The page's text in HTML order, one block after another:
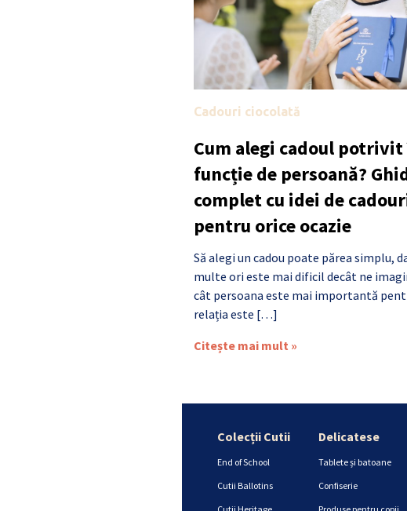
Cadouri ciocolată
Cum alegi cadoul
funcție de persoană?
complet cu idei de
pentru orice ocazie
Să alegi un cadou poate părea simplu,
multe ori este mai dificil decât ne
cât persoana este mai importantă
relația este […]
Citește mai mult »
Colecții Cutii
End of School
Cutii Ballotins
Delicatese
Tablete și batoane
Confiserie